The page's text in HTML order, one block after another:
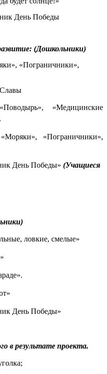
День Победы
(Дошкольники)
«Пограничники»,
«Медицинские
«Пограничники»,
День Победы» (Учащиеся
ловкие, смелые»
День Победы»
в результате проекта.